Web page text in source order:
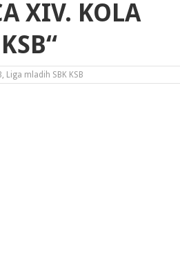
XIV. KOLA
, Liga mladih SBK KSB